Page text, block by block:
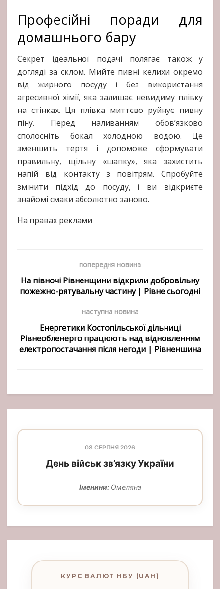
Професійні поради для
домашнього бару
Секрет ідеальної подачі полягає також у
догляді за склом. Мийте пивні келихи окремо
від жирного посуду і без використання
агресивної хімії, яка залишає невидиму плівку
на стінках. Ця плівка миттєво руйнує пивну
піну. Перед наливанням обов’язково
сполосніть бокал холодною водою. Це
зменшить тертя і допоможе сформувати
правильну, щільну «шапку», яка захистить
напій від контакту з повітрям. Спробуйте
змінити підхід до посуду, і ви відкриєте
знайомі смаки абсолютно заново.
На правах реклами
попередня новина
На півночі Рівненщини відкрили добровільну
пожежно-рятувальну частину | Рівне сьогодні
наступна новина
Енергетики Костопільської дільниці
Рівнеобленерго працюють над відновленням
електропостачання після негоди | Рівненшина
08 СЕРПНЯ 2026
День військ зв’язку України
Іменини:Омеляна
КУРС ВАЛЮТ НБУ (UAH)